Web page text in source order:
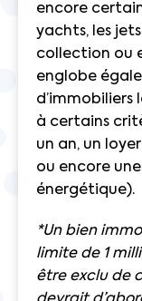
encore
yachts, les
collection ou
englobe
d’immobiliers
à certains
un an, un
ou encore
énergétique).
*Un bien
limite de 1
être exclu de